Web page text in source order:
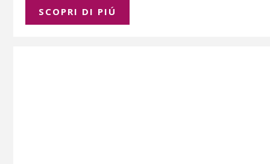
SCOPRI DI PIÚ